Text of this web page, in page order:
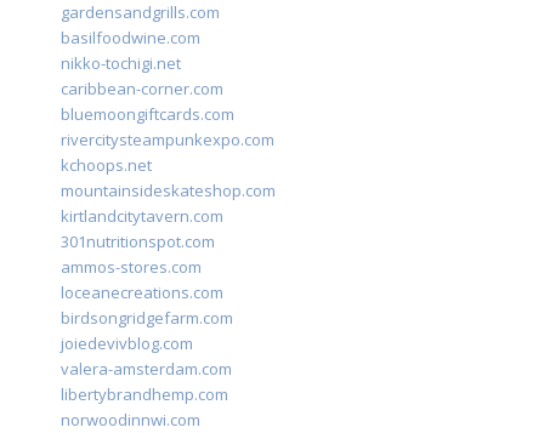
gardensandgrills.com
basilfoodwine.com
nikko-tochigi.net
caribbean-corner.com
bluemoongiftcards.com
rivercitysteampunkexpo.com
kchoops.net
mountainsideskateshop.com
kirtlandcitytavern.com
301nutritionspot.com
ammos-stores.com
loceanecreations.com
birdsongridgefarm.com
joiedevivblog.com
valera-amsterdam.com
libertybrandhemp.com
norwoodinnwi.com